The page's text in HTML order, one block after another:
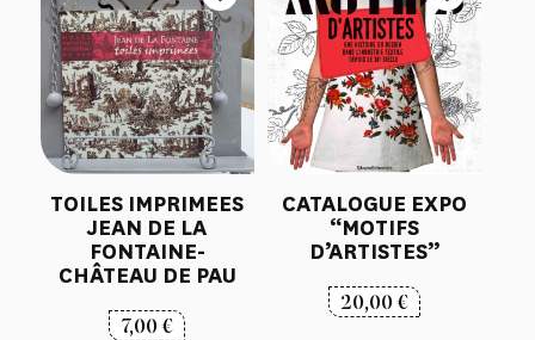
TOILES IMPRIMEES
JEAN DE LA
FONTAINE-
CHÂTEAU DE PAU
7,00€
CATALOGUE EXPO
“MOTIFS
D’ARTISTES”
20,00€